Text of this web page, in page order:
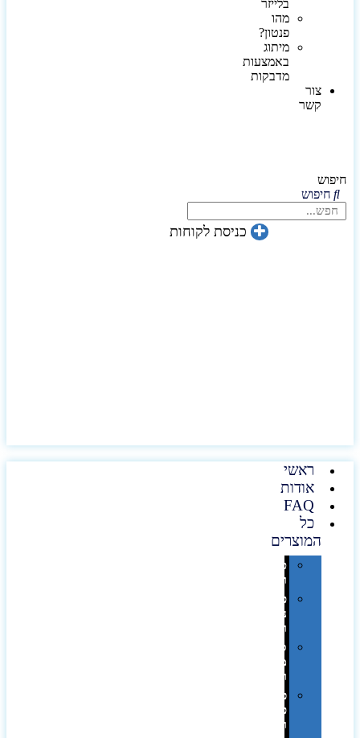
בלייזר
מהו
פנטון?
מיתוג
באמצעות
מדבקות
צור
קשר
חיפוש
חיפוש
כניסת לקוחות
ראשי
אודות
FAQ
כל
המוצרים
טכנולוגיה
וגאדג'טים
פנאי,
נופש
ונסיעות
סביבת
משרד
ופרימיום
כלים,
פנסים
ורכב